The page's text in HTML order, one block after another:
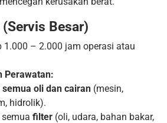
Besar)
1.000 – 2.000 jam operasi atau
Perawatan:
oli dan cairan (mesin,
hidrolik).
filter (oli, udara, bahan bakar,